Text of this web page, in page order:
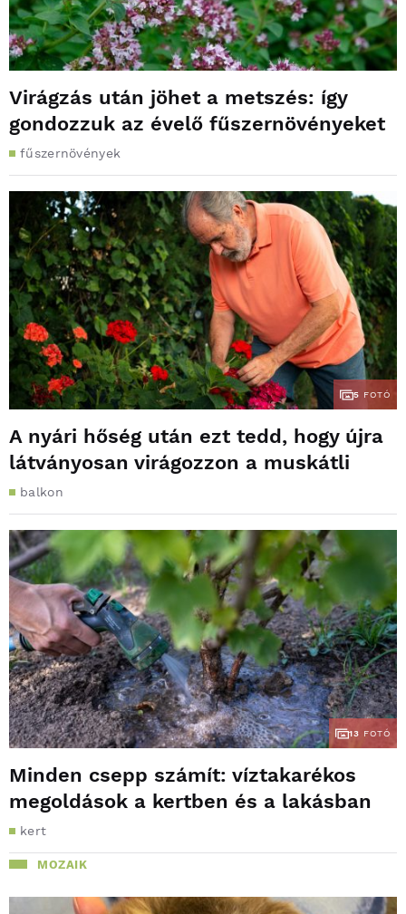
Virágzás után jöhet a metszés: így
gondozzuk az évelő fűszernövényeket
fűszernövények
5 FOTÓ
A nyári hőség után ezt tedd, hogy újra
látványosan virágozzon a muskátli
balkon
13 FOTÓ
Minden csepp számít: víztakarékos
megoldások a kertben és a lakásban
kert
MOZAIK